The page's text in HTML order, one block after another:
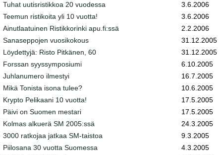
Tuhat uutisristikkoa 20 vuodessa
3.6.2006
Teemun ristikoita yli 10 vuotta!
3.6.2006
Ainutlaatuinen Ristikkorinki apu.fi:ssä
2.2.2006
Sanaseppojen vuosikokous
31.12.2005
Löydettyjä: Risto Pitkänen, 60
31.12.2005
Forssan syyssymposiumi
6.10.2005
Juhlanumero ilmestyi
16.7.2005
Mikä Tonista isona tulee?
10.6.2005
Krypto Pelikaani 10 vuotta!
17.5.2005
Päivi on Suomen mestari
17.5.2005
Kolmas alkuerä SM 2005:ssä
24.3.2005
3000 ratkojaa jatkaa SM-taistoa
9.3.2005
Piilosana 30 vuotta Suomessa
4.3.2005